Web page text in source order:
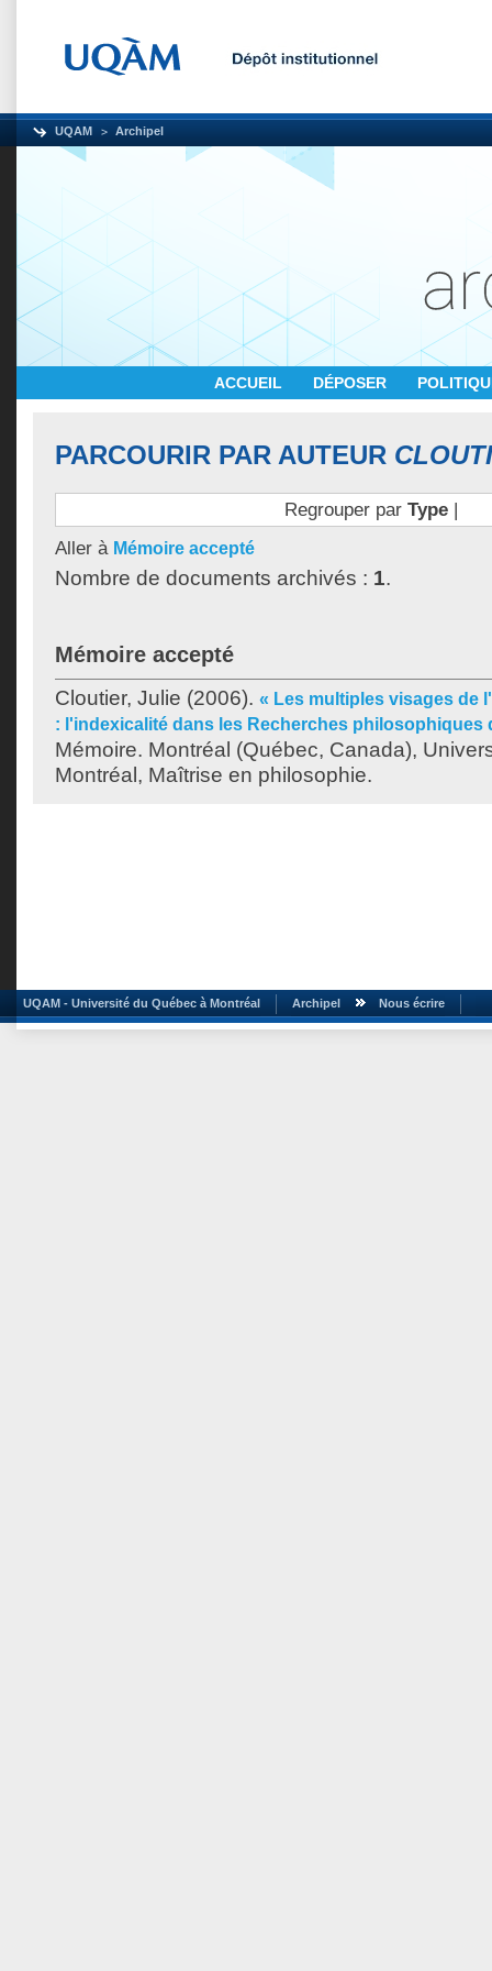
UQAM Archipel
ACCUEIL DÉPOSER
PARCOURIR PAR AUTEUR
Regrouper par Type|
Aller à Mémoire accepté
Nombre de documents archivés : 1.
Mémoire accepté
Cloutier, Julie (2006). « Les multiples visages de
: l'indexicalité dans les Recherches philosophiques
Mémoire. Montréal (Québec, Canada),
Montréal, Maîtrise en philosophie.
UQAM - Université du Québec à Montréal Archipel Nous écrire